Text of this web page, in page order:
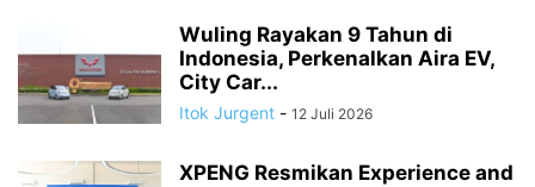
Wuling Rayakan 9 Tahun di
Indonesia, Perkenalkan Aira EV,
City Car...
Itok Jurgent - 12 Juli 2026
XPENG Resmikan Experience and